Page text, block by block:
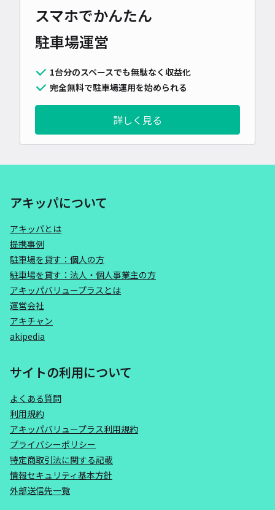
スマホでかんたん
駐車場運営
1台分のスペースでも無駄なく収益化
完全無料で駐車場運用を始められる
詳しく見る
アキッパについて
アキッパとは
提携事例
駐車場を貸す：個人の方
駐車場を貸す：法人・個人事業主の方
アキッパバリュープラスとは
運営会社
アキチャン
akipedia
サイトの利用について
よくある質問
利用規約
アキッパバリュープラス利用規約
プライバシーポリシー
特定商取引法に関する記載
情報セキュリティ基本方針
外部送信先一覧